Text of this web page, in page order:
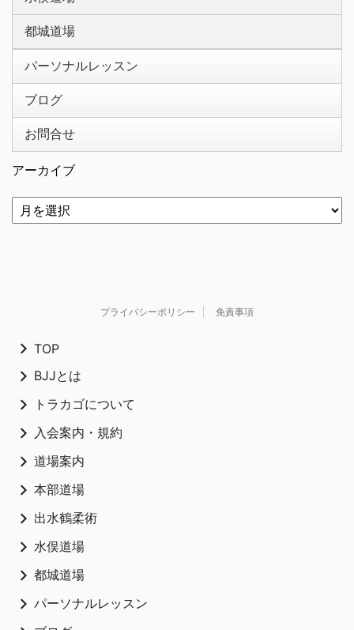
都城道場
パーソナルレッスン
ブログ
お問合せ
アーカイブ
プライバシーポリシー 免責事項
TOP
BJJとは
トラカゴについて
入会案内・規約
道場案内
本部道場
出水鶴柔術
水俣道場
都城道場
パーソナルレッスン